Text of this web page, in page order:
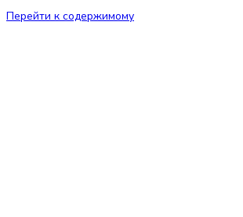
Перейти к содержимому